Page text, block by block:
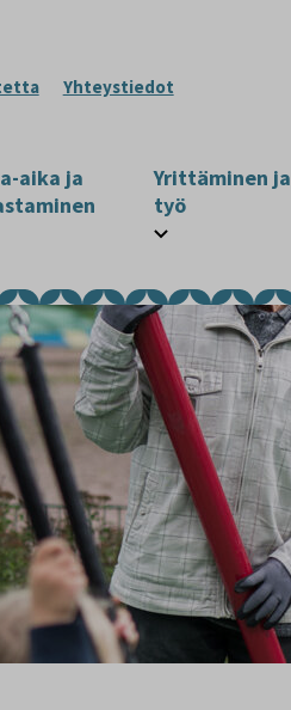
Yhteystiedot
aika ja
Yrittäminen ja
työ